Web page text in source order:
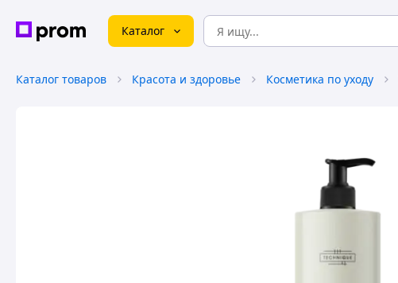
Каталог
Каталог товаров Красота и здоровье Косметика по уходу